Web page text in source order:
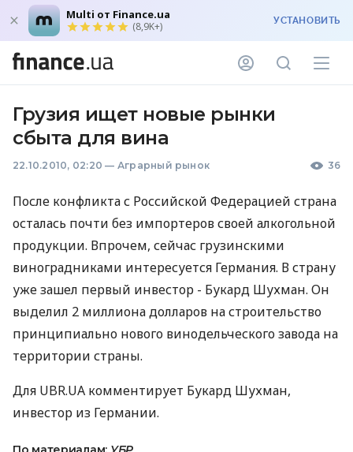
Multi от Finance.ua
(8,9K+) УСТАНОВИТЬ
Грузия ищет новые рынки
сбыта для вина
22.10.2010, 02:20 — Аграрный рынок 36
После конфликта с Российской Федерацией страна
осталась почти без импортеров своей алкогольной
продукции. Впрочем, сейчас грузинскими
виноградниками интересуется Германия. В страну
уже зашел первый инвестор - Букард Шухман. Он
выделил 2 миллиона долларов на строительство
принципиально нового винодельческого завода на
территории страны.
Для UBR.UA комментирует Букард Шухман,
инвестор из Германии.